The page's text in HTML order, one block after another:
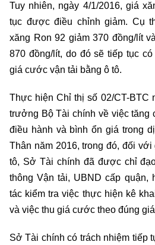
Tuy nhiên, ngày 4/1/2016, giá
tục được điều chỉnh giảm. Cụ
xăng Ron 92 giảm 370 đồng/lít
870 đồng/lít, do đó sẽ tiếp tục
giá cước vận tải bằng ô tô.
Thực hiện Chỉ thị số 02/CT-BTC
trưởng Bộ Tài chính về việc tăng
điều hành và bình ổn giá trong
Thân năm 2016, trong đó, đối
tô, Sở Tài chính đã được chỉ
thông Vận tải, UBND cấp quận,
tác kiểm tra việc thực hiện kê
và việc thu giá cước theo đúng
Sở Tài chính có trách nhiệm tiếp